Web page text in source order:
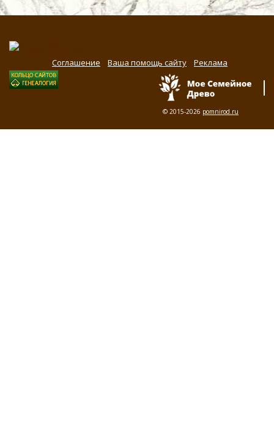
Соглашение Ваша помощь сайту Реклама
© 2015-2026 pomnirod.ru